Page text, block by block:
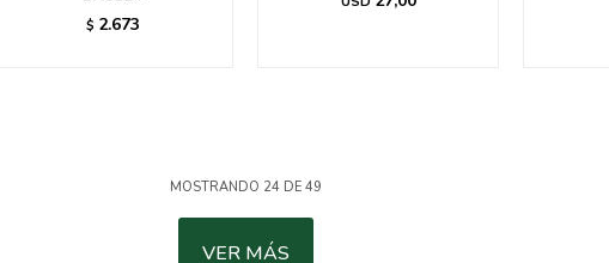
$ 2.673
MOSTRANDO 24 DE 49
VER MÁS